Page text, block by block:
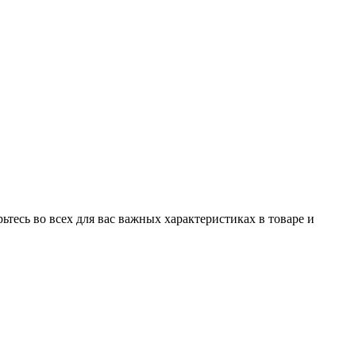
во всех для вас важных характеристиках в товаре и